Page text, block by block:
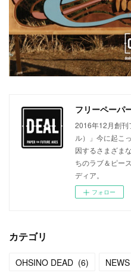
フリーペーパ
2016年12月創刊
ル）」今に起こ
因するさまざま
ちのラブ＆ピー
ディア。
フォロー
カテゴリ
OHSINO DEAD (6) NEWS